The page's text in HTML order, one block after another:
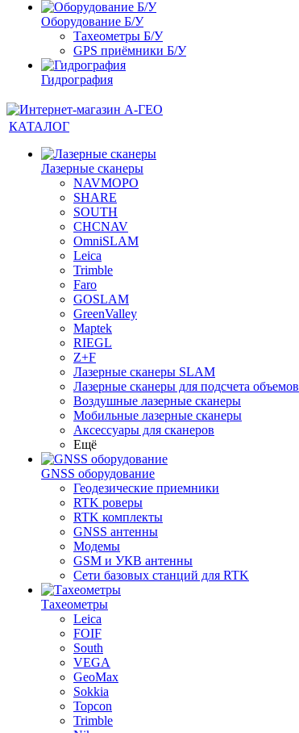
Оборудование Б/У
Тахеометры Б/У
GPS приёмники Б/У
Гидрография
КАТАЛОГ
Лазерные сканеры
NAVMOPO
SHARE
SOUTH
CHCNAV
OmniSLAM
Leica
Trimble
Faro
GOSLAM
GreenValley
Maptek
RIEGL
Z+F
Лазерные сканеры SLAM
Лазерные сканеры для подсчета объемов
Воздушные лазерные сканеры
Мобильные лазерные сканеры
Аксессуары для сканеров
Ещё
GNSS оборудование
Геодезические приемники
RTK роверы
RTK комплекты
GNSS антенны
Модемы
GSM и УКВ антенны
Сети базовых станций для RTK
Тахеометры
Leica
FOIF
South
VEGA
GeoMax
Sokkia
Topcon
Trimble